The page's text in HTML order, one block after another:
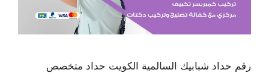
رقم حداد شبابيك السالمية الكويت حداد متخصص